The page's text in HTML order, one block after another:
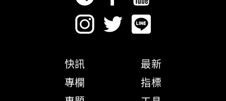
快訊
專欄
最新
指標